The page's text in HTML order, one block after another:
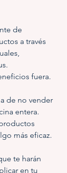
de
a través
fuera.
de no vender
entera.
más eficaz.
te harán
en tu